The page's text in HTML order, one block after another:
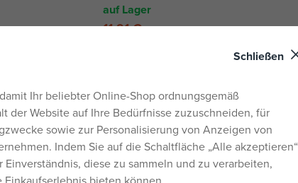
auf Lager
11,91 €
Schließen
Ihr beliebter Online-Shop ordnungsgemäß
der Website auf Ihre Bedürfnisse zuzuschneiden, für
sowie zur Personalisierung von Anzeigen von
Indem Sie auf die Schaltfläche „Alle akzeptieren“
Einverständnis, diese zu sammeln und zu verarbeiten,
bieten können.